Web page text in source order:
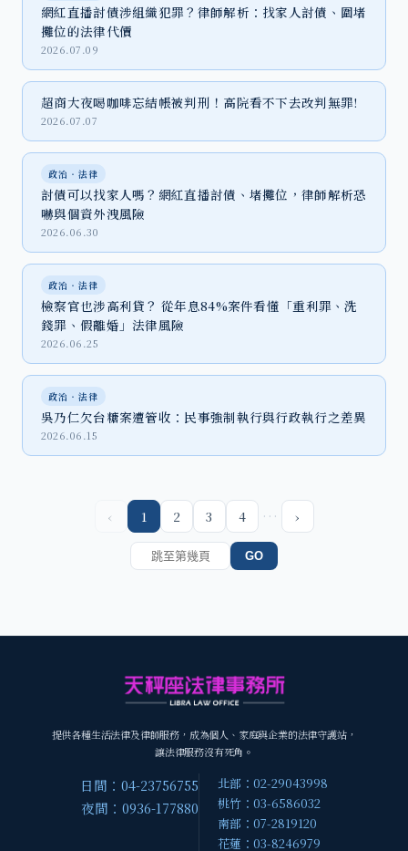
網紅直播討債涉組織犯罪？律師解析：找家人討債、圍堵
攤位的法律代價
2026.07.09
超商大夜喝咖啡忘結帳被判刑！高院看不下去改判無罪!
2026.07.07
政治‧法律
討債可以找家人嗎？網紅直播討債、堵攤位，律師解析恐
嚇與個資外洩風險
2026.06.30
政治‧法律
檢察官也涉高利貸？ 從年息84%案件看懂「重利罪、洗
錢罪、假離婚」法律風險
2026.06.25
政治‧法律
吳乃仁欠台糖案遭管收：民事強制執行與行政執行之差異
2026.06.15
‹ 1 2 3 4 … ›
GO
提供各種生活法律及律師服務，成為個人、家庭與企業的法律守護站，
讓法律服務沒有死角。
日間：04-23756755
夜間：0936-177880
北部：02-29043998
桃竹：03-6586032
南部：07-2819120
花蓮：03-8246979